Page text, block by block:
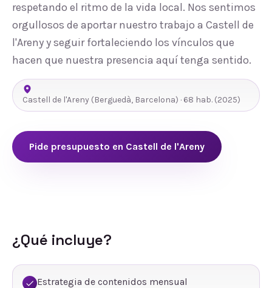
respetando el ritmo de la vida local. Nos sentimos
orgullosos de aportar nuestro trabajo a Castell de
l'Areny y seguir fortaleciendo los vínculos que
hacen que nuestra presencia aquí tenga sentido.
Castell de l'Areny (Berguedà, Barcelona) · 68 hab. (2025)
Pide presupuesto en Castell de l'Areny
¿Qué incluye?
Estrategia de contenidos mensual